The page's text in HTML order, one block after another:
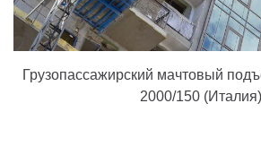
Грузопассажирский мачтовый
2000/150 (Италия)